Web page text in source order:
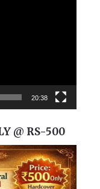
20:38
@ RS-500